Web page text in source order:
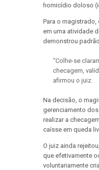
homicídio doloso
Para o
em uma atividade
demonstrou
“Colhe-se
checagem,
afirmou o juiz.
Na decisão, o
gerenciamento
realizar a
caísse em queda
O juiz ainda
que efetivamente
voluntariamente